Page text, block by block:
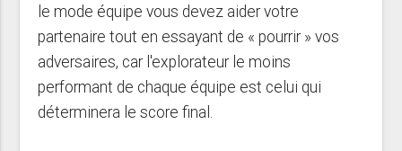
le mode équipe vous devez aider votre
partenaire tout en essayant de « pourrir » vos
adversaires, car l'explorateur le moins
performant de chaque équipe est celui qui
déterminera le score final.